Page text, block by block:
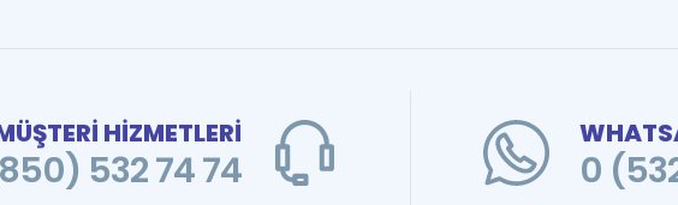
HİZMETLERİ
532 74 74 0